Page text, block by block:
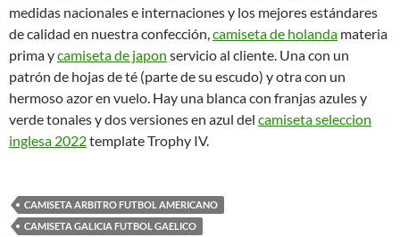
medidas nacionales e internaciones y los mejores estándares
de calidad en nuestra confección,camiseta de holanda materia
prima ycamiseta de japon servicio al cliente. Una con un
patrón de hojas de té (parte de su escudo) y otra con un
hermoso azor en vuelo. Hay una blanca con franjas azules y
verde tonales y dos versiones en azul del camiseta seleccion
inglesa 2022template Trophy IV.
CAMISETA ARBITRO FUTBOL AMERICANO
CAMISETA GALICIA FUTBOL GAELICO